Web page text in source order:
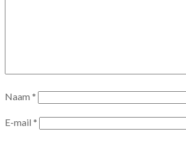
Naam *
E-mail *